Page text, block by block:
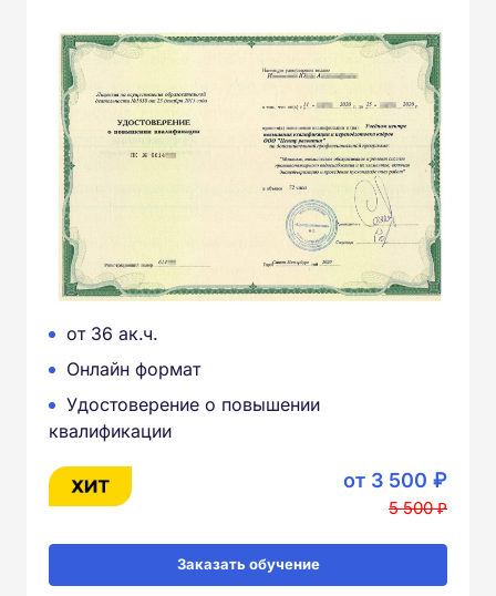
от 36 ак.ч.
Онлайн формат
Удостоверение о повышении
квалификации
от 3 500 ₽
5 500 ₽
Заказать обучение